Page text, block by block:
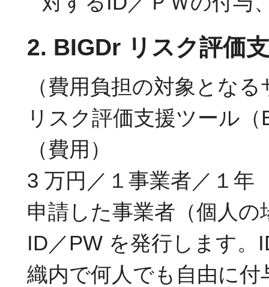
2. BIGDr リスク評価
（費用負担の対象とな
リスク評価支援ツール
（費用）
3 万円／１事業者／１年
申請した事業者（個人
ID／PW を発行します
織内で何人でも自由に